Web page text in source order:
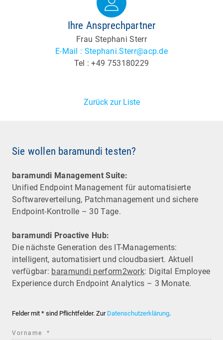
Ihre Ansprechpartner
Frau Stephani Sterr
E-Mail : Stephani.Sterr@acp.de
Tel : +49 753180229
Zurück zur Liste
Sie wollen baramundi testen?
baramundi Management Suite:
Unified Endpoint Management für automatisierte
Software­verteilung, Patchmanagement und sichere
Endpoint-Kontrolle – 30 Tage.
baramundi Proactive Hub:
Die nächste Generation des IT-Managements:
intelligent, automatisiert und cloudbasiert. Aktuell
verfügbar: baramundi perform2work: Digital Employee
Experience durch Endpoint Analytics – 3 Monate.
Felder mit * sind Pflichtfelder. Zur Datenschutzerklärung.
Vorname *